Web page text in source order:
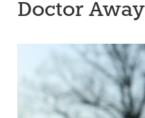
Doctor Away